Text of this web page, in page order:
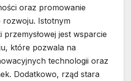
oraz promowanie
Istotnym
przemysłowej jest wsparcie
które pozwala na
technologii oraz
Dodatkowo, rząd stara